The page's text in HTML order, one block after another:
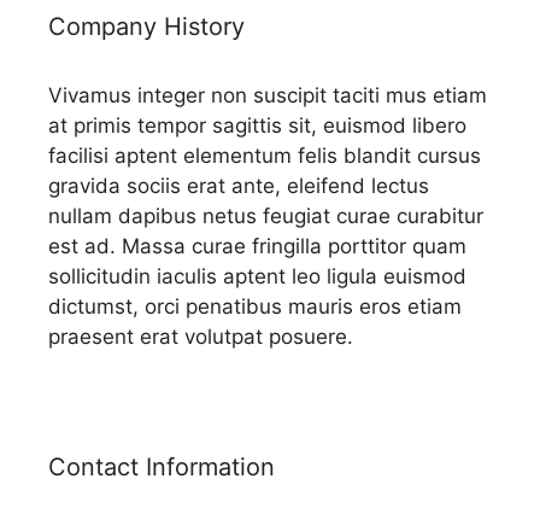
Company History
Vivamus integer non suscipit taciti mus etiam
at primis tempor sagittis sit, euismod libero
facilisi aptent elementum felis blandit cursus
gravida sociis erat ante, eleifend lectus
nullam dapibus netus feugiat curae curabitur
est ad. Massa curae fringilla porttitor quam
sollicitudin iaculis aptent leo ligula euismod
dictumst, orci penatibus mauris eros etiam
praesent erat volutpat posuere.
Contact Information